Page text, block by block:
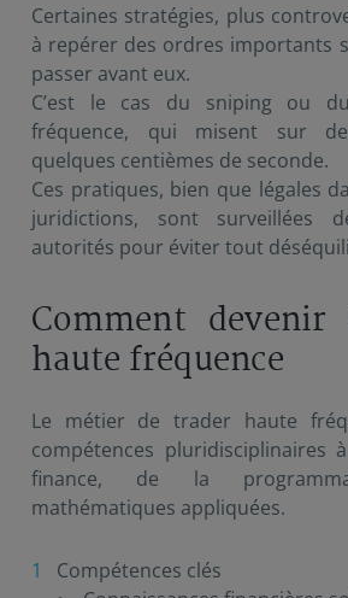
Certaines stratégies, plus
à repérer des ordres importants
passer avant eux.
C’est le cas du sniping ou
fréquence, qui misent sur
quelques centièmes de seconde.
Ces pratiques, bien que légales
juridictions, sont surveillées
autorités pour éviter tout
Comment
haute fréquence
Le métier de trader haute
compétences pluridisciplinaires
finance, de la
mathématiques appliquées.
Compétences clés